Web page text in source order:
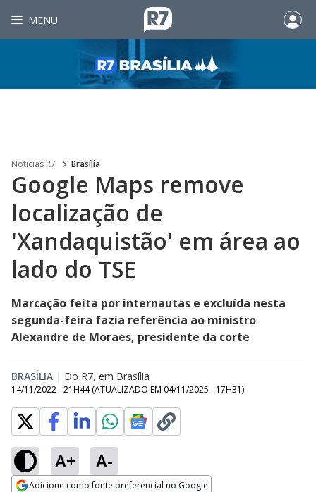
MENU
Noticias R7 Brasília
Google Maps remove
localização de
'Xandaquistão' em área ao
lado do TSE
Marcação feita por internautas e excluída nesta
segunda-feira fazia referência ao ministro
Alexandre de Moraes, presidente da corte
BRASÍLIA | Do R7, em Brasília
14/11/2022 - 21H44 (ATUALIZADO EM 04/11/2025 - 17H31)
A+ A-
Adicione como fonte preferencial no Google